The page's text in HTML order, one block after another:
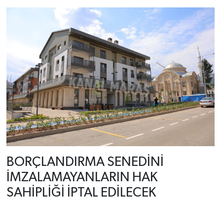
BORÇLANDIRMA SENEDİNİ
İMZALAMAYANLARIN HAK
SAHİPLİĞİ İPTAL EDİLECEK